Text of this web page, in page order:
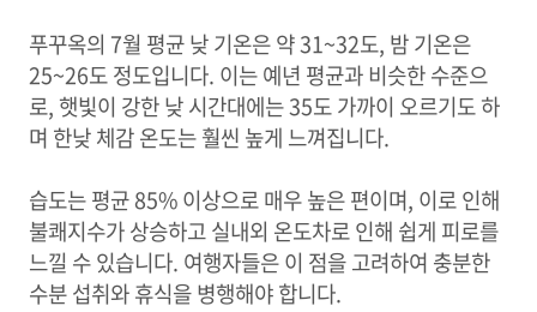
푸꾸옥의 7월 평균 낮 기온은 약 31~32도, 밤 기온은
25~26도 정도입니다. 이는 예년 평균과 비슷한 수준으
로, 햇빛이 강한 낮 시간대에는 35도 가까이 오르기도 하
며 한낮 체감 온도는 훨씬 높게 느껴집니다.
습도는 평균 85% 이상으로 매우 높은 편이며, 이로 인해
불쾌지수가 상승하고 실내외 온도차로 인해 쉽게 피로를
느낄 수 있습니다. 여행자들은 이 점을 고려하여 충분한
수분 섭취와 휴식을 병행해야 합니다.